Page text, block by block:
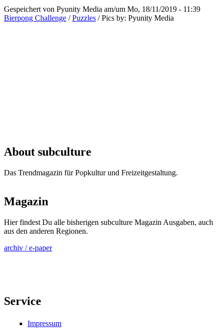
Gespeichert von Pyunity Media am/um Mo, 18/11/2019 - 11:39
Bierpong Challenge /Puzzles /Pics by: Pyunity Media
About subculture
Das Trendmagazin für Popkultur und Freizeitgestaltung.
Magazin
Hier findest Du alle bisherigen subculture Magazin Ausgaben, auch
aus den anderen Regionen.
archiv / e-paper
Service
Impressum